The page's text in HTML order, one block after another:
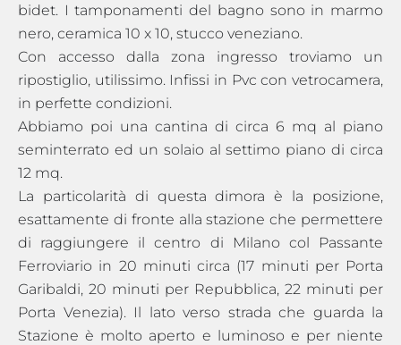
bidet. I tamponamenti del bagno sono in marmo
nero, ceramica 10 x 10, stucco veneziano.
Con accesso dalla zona ingresso troviamo un
ripostiglio, utilissimo. Infissi in Pvc con vetrocamera,
in perfette condizioni.
Abbiamo poi una cantina di circa 6 mq al piano
seminterrato ed un solaio al settimo piano di circa
12 mq.
La particolarità di questa dimora è la posizione,
esattamente di fronte alla stazione che permettere
di raggiungere il centro di Milano col Passante
Ferroviario in 20 minuti circa (17 minuti per Porta
Garibaldi, 20 minuti per Repubblica, 22 minuti per
Porta Venezia). Il lato verso strada che guarda la
Stazione è molto aperto e luminoso e per niente